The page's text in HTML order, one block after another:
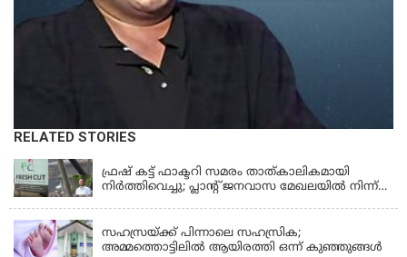
RELATED STORIES
KERALA
ഫ്രഷ് കട്ട് ഫാക്ടറി സമരം താത്കാലികമായി
നിർത്തിവെച്ചു; പ്ലാൻ്റ് ജനവാസ മേഖലയിൽ നിന്ന്
സഹസ്രയ്ക്ക് പിന്നാലെ സഹസ്രിക;
അമ്മത്തൊട്ടിലില്‍ ആയിരത്തി ഒന്ന് കുഞ്ഞുങ്ങള്‍